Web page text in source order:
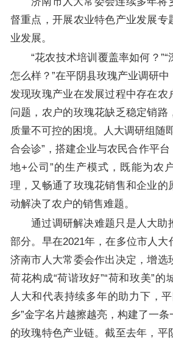
督重点，开展农业特色产业发展专
业发展。
“花农技术培训覆盖率如何？
怎么样？”在平阴县玫瑰产业调研中
发现玫瑰产业在发展过程中存在农
问题，农户的玫瑰花缺乏稳定销路
质量不可控的困境。人大调研组随
合会诊”，搭建企业与农民合作平台
地+公司”的生产模式，既能为农
理，又畅通了玫瑰花销售和企业的
动解决了农户的销售难题。
通过调研解决难题只是人大助
部分。早在2021年，在多位市人大
济南市人大常委会作出决定，增选
荷花构成“荷谐玫好”“荷和玫美”的
人大和代表持续多年的助力下，
乡”金字名片越擦越亮，构建了一
的玫瑰特色产业链。截至去年，平